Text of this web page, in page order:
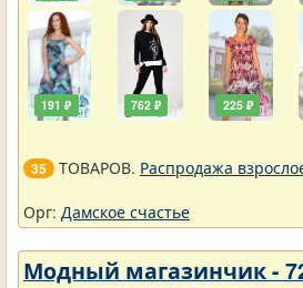
191 ₽ 762 ₽ 225 ₽
35 ТОВАРОВ. Распродажа
Орг: Дамское счастье
Модный магазинчик -